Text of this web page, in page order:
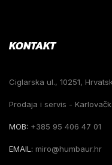
KONTAKT
Ciglarska ul., 10251,
Prodaja i servis -
MOB: +385 95 406 47 01
EMAIL: miro@humbaur.hr